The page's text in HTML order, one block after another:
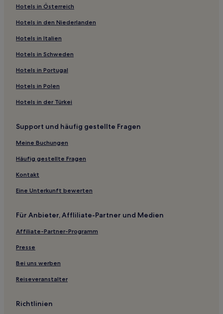
Hotels nahe Schwellisee
Vaz-Obervaz Hotels
Bevers Hotels
Hotels nahe Rothornbahn
Hotels nahe Davos-Schatzalp-
Serneus Hotels
Zuoz Hotels
Hotels nahe Luftseilbahn Klosters-Gotschnagrat
Hotels nahe Davosersee
Davos Dorf Hotels
Hotels nahe Weissfluhjoch - Weissfluhgipfel
Hotels nahe Val Sporz
Lantsch/Lenz Hotels
La Punt-Chamues-ch Hotels
Hotels nahe Skilift Bolgen
Trans Hotels
Hotels nahe Designer Outlet Landquart
Hotels nahe Weisshornmulde
Hotels in Österreich
Hotels in den Niederlanden
Hotels in Italien
Hotels in Schweden
Hotels in Portugal
Hotels in Polen
Hotels in der Türkei
Support und häufig gestellte Fragen
Meine Buchungen
Häufig gestellte Fragen
Kontakt
Eine Unterkunft bewerten
Für Anbieter, Affliliate-Partner und Medien
Affiliate-Partner-Programm
Presse
Bei uns werben
Reiseveranstalter
Richtlinien